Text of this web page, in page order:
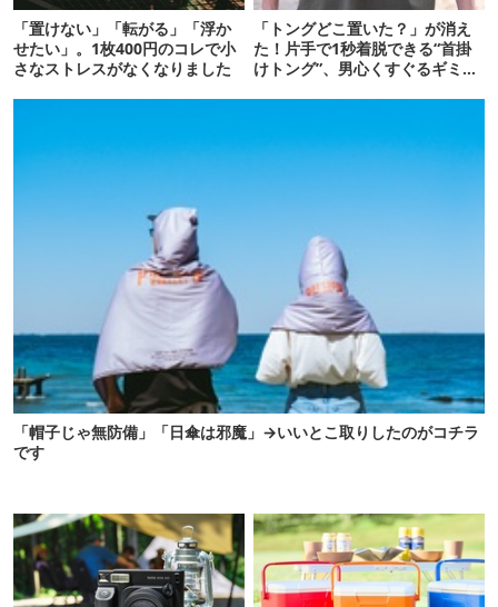
「置けない」「転がる」「浮か
せたい」。1枚400円のコレで小
さなストレスがなくなりました
「トングどこ置いた？」が消え
た！片手で1秒着脱できる“首掛
けトング”、男心くすぐるギミッ
「帽子じゃ無防備」「日傘は邪魔」→いいとこ取りしたのがコチラ
です